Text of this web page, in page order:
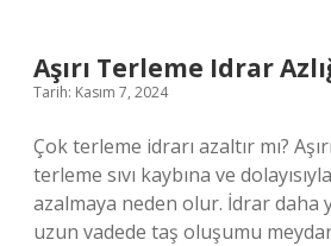
Aşırı Terleme Idrar
Tarih: Kasım 7, 2024
Çok terleme idrarı azaltır mı?
terleme sıvı kaybına ve
azalmaya neden olur. İdrar daha
uzun vadede taş oluşumu